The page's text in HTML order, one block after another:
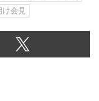
け会見